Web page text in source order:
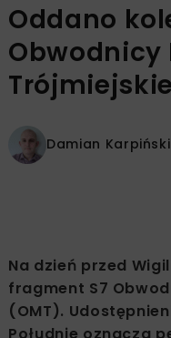
Oddano
Obwodnicy
Damian Karpiński
Na dzień przed
fragment S7
(OMT).
Południe oznacza